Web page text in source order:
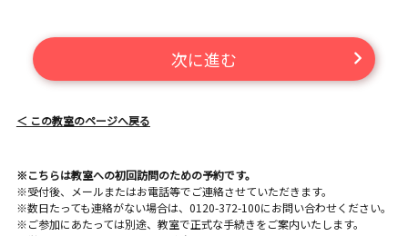
次に進む
＜ この教室のページへ戻る
※こちらは教室への初回訪問のための予約です。
※受付後、メールまたはお電話等でご連絡させていただきます。
※数日たっても連絡がない場合は、0120-372-100にお問い合わせください。
※ご参加にあたっては別途、教室で正式な手続きをご案内いたします。